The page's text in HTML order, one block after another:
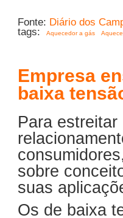
Fonte: Diário dos
tags:
Aquecedor a gás
Empresa
baixa
Para estreitar
sobre
suas
Os de baixa